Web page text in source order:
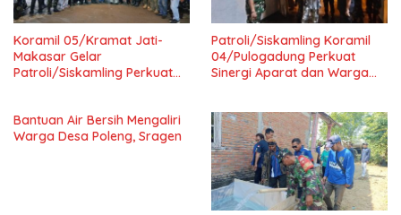
Koramil 05/Kramat Jati-
Makasar Gelar
Patroli/Siskamling Perkuat
Patroli/Siskamling Koramil
04/Pulogadung Perkuat
Sinergi Aparat dan Warga
Bantuan Air Bersih Mengaliri
Warga Desa Poleng, Sragen